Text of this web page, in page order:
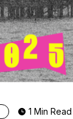
1 Min Read